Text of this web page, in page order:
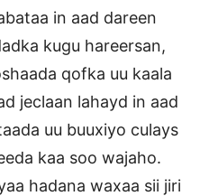
in aad dareen
kugu hareersan,
qofka uu kaala
jeclaan lahayd in aad
uu buuxiyo culays
kaa soo wajaho.
hadana waxaa sii jiri